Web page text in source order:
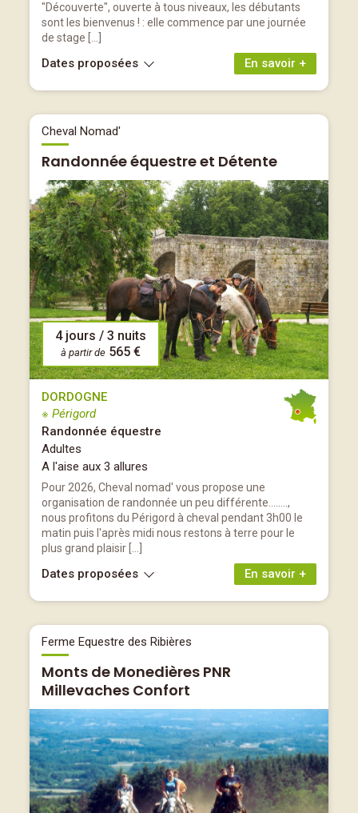
"Découverte", ouverte à tous niveaux, les débutants
sont les bienvenus ! : elle commence par une journée
de stage […]
En savoir +
Dates proposées
Cheval Nomad'
Randonnée équestre et Détente
4 jours / 3 nuits
à partir de 565 €
DORDOGNE
※ Périgord
Randonnée équestre
Adultes
A l'aise aux 3 allures
Pour 2026, Cheval nomad' vous propose une
organisation de randonnée un peu différente........,
nous profitons du Périgord à cheval pendant 3h00 le
matin puis l'après midi nous restons à terre pour le
plus grand plaisir […]
En savoir +
Dates proposées
Ferme Equestre des Ribières
Monts de Monedières PNR
Millevaches Confort